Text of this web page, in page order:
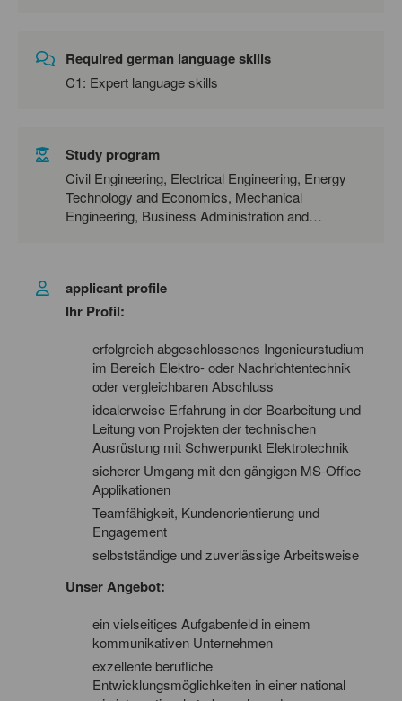
Required german language skills
C1: Expert language skills
Study program
Civil Engineering, Electrical Engineering, Energy
Technology and Economics, Mechanical
Engineering, Business Administration and
applicant profile
Ihr Profil:
erfolgreich abgeschlossenes Ingenieurstudium
im Bereich Elektro- oder Nachrichtentechnik
oder vergleichbaren Abschluss
idealerweise Erfahrung in der Bearbeitung und
Leitung von Projekten der technischen
Ausrüstung mit Schwerpunkt Elektrotechnik
sicherer Umgang mit den gängigen MS-Office
Applikationen
Teamfähigkeit, Kundenorientierung und
Engagement
selbstständige und zuverlässige Arbeitsweise
Unser Angebot:
ein vielseitiges Aufgabenfeld in einem
kommunikativen Unternehmen
exzellente berufliche
Entwicklungsmöglichkeiten in einer national